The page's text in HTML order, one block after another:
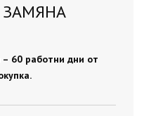
60 работни дни от